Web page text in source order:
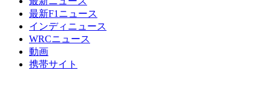
最新F1ニュース
インディニュース
WRCニュース
動画
携帯サイト